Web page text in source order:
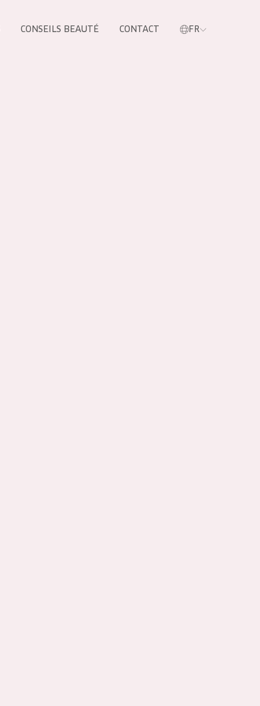
CONSEILS BEAUTÉ CONTACT FR